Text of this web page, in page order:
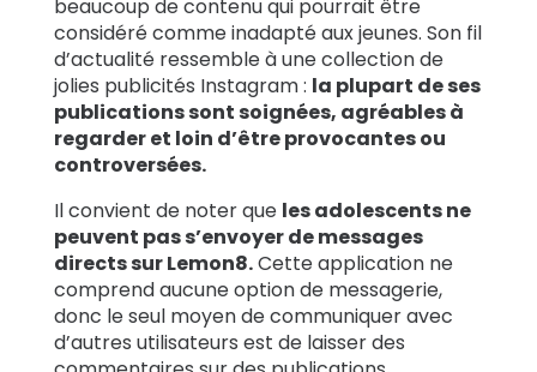
beaucoup de contenu qui pourrait être
considéré comme inadapté aux jeunes. Son fil
d’actualité ressemble à une collection de
jolies publicités Instagram : la plupart de ses
publications sont soignées, agréables à
regarder et loin d’être provocantes ou
controversées.
Il convient de noter que les adolescents ne
peuvent pas s’envoyer de messages
directs sur Lemon8.Cette application ne
comprend aucune option de messagerie,
donc le seul moyen de communiquer avec
d’autres utilisateurs est de laisser des